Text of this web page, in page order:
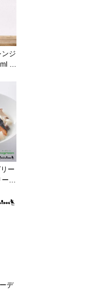
犬
日
ンジ
翌
浄
シ
ン
わ
リ
ー
ー
ーム
ロ
会
ー
製
加
デ